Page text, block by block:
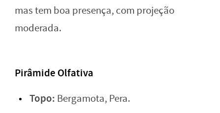
mas tem boa presença, com projeção
moderada.
Pirâmide Olfativa
Topo: Bergamota, Pera.